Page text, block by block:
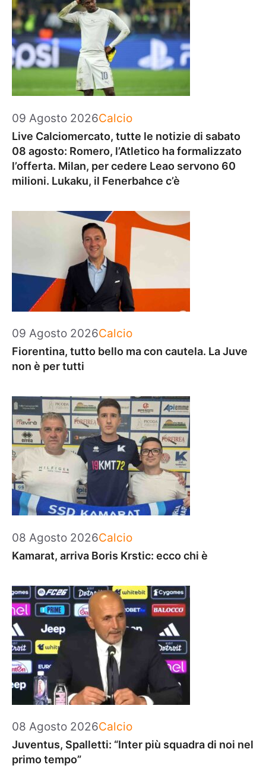
09 Agosto 2026Categorie
Calcio
Live Calciomercato, tutte le notizie di sabato
08 agosto: Romero, l’Atletico ha formalizzato
l’offerta. Milan, per cedere Leao servono 60
milioni. Lukaku, il Fenerbahce c’è
09 Agosto 2026Categorie
Calcio
Fiorentina, tutto bello ma con cautela. La Juve
non è per tutti
08 Agosto 2026Categorie
Calcio
Kamarat, arriva Boris Krstic: ecco chi è
08 Agosto 2026Categorie
Calcio
Juventus, Spalletti: “Inter più squadra di noi nel
primo tempo”